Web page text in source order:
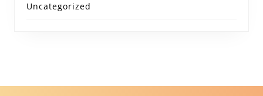
Uncategorized